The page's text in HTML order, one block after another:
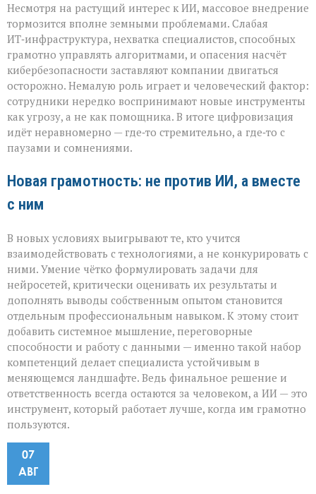
Несмотря на растущий интерес к ИИ, массовое внедрение
тормозится вполне земными проблемами. Слабая
ИТ‑инфраструктура, нехватка специалистов, способных
грамотно управлять алгоритмами, и опасения насчёт
кибербезопасности заставляют компании двигаться
осторожно. Немалую роль играет и человеческий фактор:
сотрудники нередко воспринимают новые инструменты
как угрозу, а не как помощника. В итоге цифровизация
идёт неравномерно — где‑то стремительно, а где‑то с
паузами и сомнениями.
Новая грамотность: не против ИИ, а вместе
с ним
В новых условиях выигрывают те, кто учится
взаимодействовать с технологиями, а не конкурировать с
ними. Умение чётко формулировать задачи для
нейросетей, критически оценивать их результаты и
дополнять выводы собственным опытом становится
отдельным профессиональным навыком. К этому стоит
добавить системное мышление, переговорные
способности и работу с данными — именно такой набор
компетенций делает специалиста устойчивым в
меняющемся ландшафте. Ведь финальное решение и
ответственность всегда остаются за человеком, а ИИ — это
инструмент, который работает лучше, когда им грамотно
пользуются.
07
АВГ